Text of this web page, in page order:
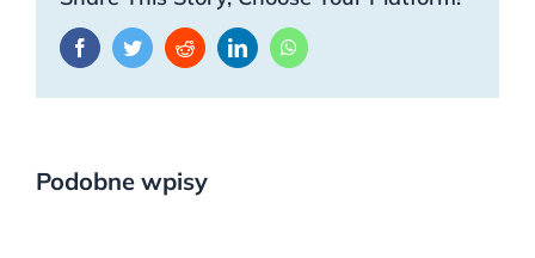
FacebookTwitterRedditLinkedInWhatsApp
Podobne wpisy